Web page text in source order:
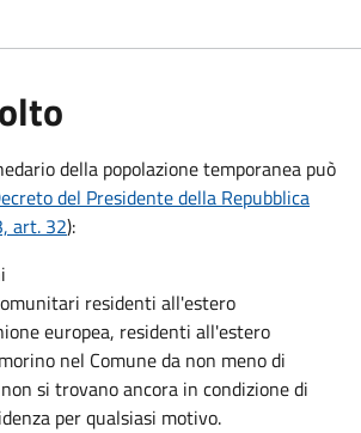
della popolazione temporanea può
del Presidente della Repubblica
art. 32):
residenti all'estero
europea, residenti all'estero
nel Comune da non meno di
si trovano ancora in condizione di
per qualsiasi motivo.